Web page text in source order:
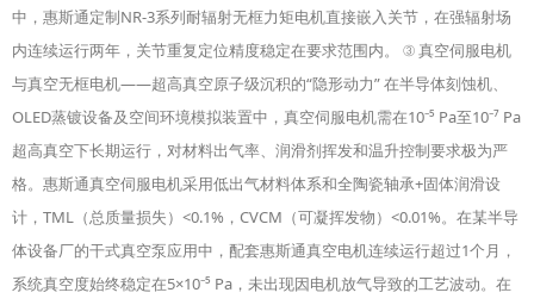
中，惠斯通定制NR-3系列耐辐射无框力矩电机直接嵌入关节，在强辐射场
内连续运行两年，关节重复定位精度稳定在要求范围内。 ③ 真空伺服电机
与真空无框电机——超高真空原子级沉积的“隐形动力” 在半导体刻蚀机、
OLED蒸镀设备及空间环境模拟装置中，真空伺服电机需在10⁻⁵ Pa至10⁻⁷ Pa
超高真空下长期运行，对材料出气率、润滑剂挥发和温升控制要求极为严
格。惠斯通真空伺服电机采用低出气材料体系和全陶瓷轴承+固体润滑设
计，TML（总质量损失）<0.1%，CVCM（可凝挥发物）<0.01%。在某半导
体设备厂的干式真空泵应用中，配套惠斯通真空电机连续运行超过1个月，
系统真空度始终稳定在5×10⁻⁵ Pa，未出现因电机放气导致的工艺波动。在